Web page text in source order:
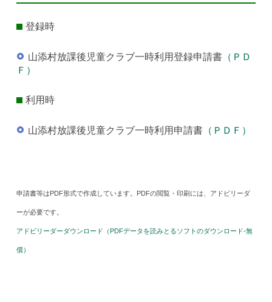
登録時
山添村放課後児童クラブ一時利用登録申請書 （ＰＤ
Ｆ）
利用時
山添村放課後児童クラブ一時利用申請書 （ＰＤＦ）
申請書等はPDF形式で作成しています。PDFの閲覧・印刷には、アドビリーダ
ーが必要です。
アドビリーダーダウンロード（PDFデータを読みとるソフトのダウンロード-無
償）